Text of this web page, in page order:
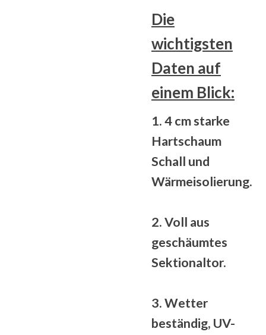
Die
wichtigsten
Daten auf
einem Blick:
1. 4 cm starke
Hartschaum
Schall und
Wärmeisolierung.
2. Voll aus
geschäumtes
Sektionaltor.
3.Wetter
beständig, UV-